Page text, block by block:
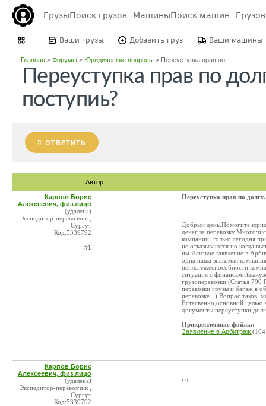
ГрузыПоиск грузов МашиныПоиск машин
Ваши грузы Добавить груз Ваши машины
Главная> Форумы> Юридические вопросы> Переуступка прав по ...
Переуступка прав по
поступиь?
ОТВЕТИТЬ
Автор
Карпов Борис
Алексеевич, физ.лицо
(удалена)
Экспедитор-перевозчик ,
Сургут
Код:5339792
#1
Переуступка прав по
Добрый день.Помогите
денег за
компании, только сегодня
не отказываются но когда
им Исковое заявление в
одна наша знакомая
неплатёжеспособности
ситуация с
грузоперевозки.(Статья
перевозки грузы и багаж в
перевозке...) Вопрос таков,
Естесвенно,основной целью
документы переуступки
Прикрепленные файлы:
Заявление в Арбитраж
Карпов Борис
Алексеевич, физ.лицо
(удалена)
Экспедитор-перевозчик ,
Сургут
Код:5339792
!!!